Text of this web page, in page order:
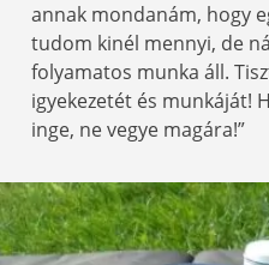
annak mondanám, hogy
tudom kinél mennyi, de
folyamatos munka áll.
igyekezetét és munkáját!
inge, ne vegye magára!”